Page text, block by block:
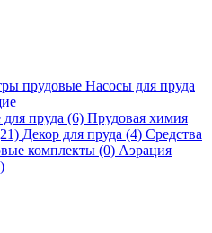
прудовые Насосы для пруда
пруда (6) Прудовая химия
Декор для пруда (4) Средства
комплекты (0) Аэрация